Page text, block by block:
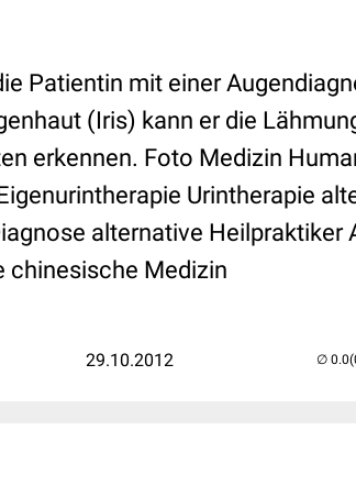
Patientin mit einer
(Iris) kann er die
erkennen. Foto Medizin
Urintherapie
alternative Heilpraktiker
chinesische Medizin
29.10.2012